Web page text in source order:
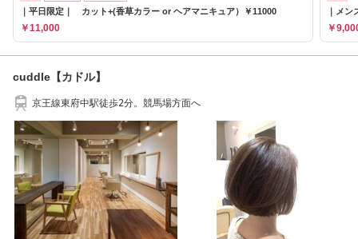
｜平日限定｜ カット+(香草カラー or ヘアマニキュア）￥11000
￥11,000
｜メ
￥
cuddle【カドル】
京王線東府中駅徒歩2分。競馬場方面へ